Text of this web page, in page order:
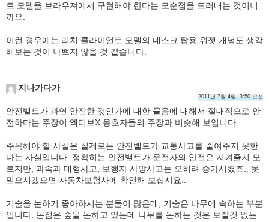
트 모델을 브라우져에서 구현해야 한다는 모순점을 드러내는 것이니
까요.
이런 경우에는 리치 클라이언트 모델의 데스크 탑용 위젯 개념도 생각
해보는 것이 나쁘지 않을 것 같습니다.
지나가다가
2011년 7월 4일, 3:50 오전
안전밸트가 과연 안전한 것인가에 대한 물음에 대해서 절대적으로 안
전하다는 주장이 엑티브X 옹호자들의 주장과 비슷해 보입니다.
주목해야 할 사실은 실제로는 안전밸트가 교통사고를 줄여주지 못한
다는 사실입니다. 정확히는 안전밸트가 운전자의 안전은 지켜줄지 모
르지만, 과속과 대형사고, 보행자 사망사고는 오히려 증가시켰죠.. 못
믿으시겠으면 자동차보험사에 확인해 보십시요..
기술을 논하기 좋아하시는 분들이 많은데, 기술은 나무에 속하는 부분
입니다. 논점은 숲을 논하고 있는데 나무를 논하는 것은 보잘것 없는